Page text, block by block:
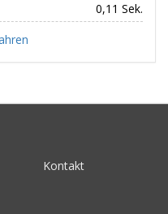
0,11 Sek.
Kontakt